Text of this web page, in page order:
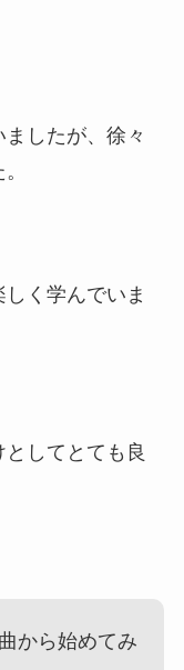
したが、徐々
く学んでいま
してとても良
から始めてみ